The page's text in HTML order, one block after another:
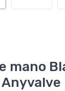
mano